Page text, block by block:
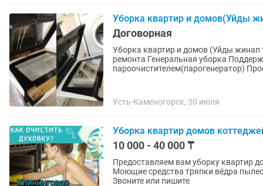
Уборка квартир и домов(Уйды
Договорная
Уборка квартир и домов (Уйды жинап
ремонта Генеральная уборка Поддерживающая уборка(Влажная) Уборка с
пароочистителем(парогенератор)
Усть-Каменогорск, 30 июля
Уборка квартир домов
10 000 - 40 000 ₸
Предоставляем вам уборку квартир
Моющие средства тряпки вёдра
Звоните или пишите